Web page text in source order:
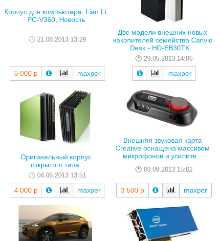
Корпус для компьютера, Lian Li,
PC-V360, Новость
21.08.2013 13:29
5 000 р maxper
Две модели внешних новых
накопителей семейства Canvio
Desk - HD-EB30TK...
29.05.2013 14:06
maxper
Оригинальный корпус
открытого типа.
04.06.2013 13:51
4 000 р maxper
Внешняя звуковая карта
Creative оснащена массивом
микрофонов и усилите...
09.09.2013 15:02
3 500 р maxper